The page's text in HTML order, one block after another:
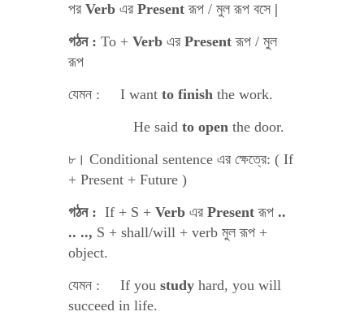
পর Verb এর Presentরূপ / মুল রূপ বসে |
গঠন : To + Verb এর Presentরূপ / মুল
রূপ
যেমন : I want to finish the work.
He said to open the door.
৮। Conditional sentence এর ক্ষেত্রে: ( If
+ Present + Future )
গঠন : If + S + Verb এর Presentরূপ ..
.. .., S + shall/will + verb মুল রূপ +
object.
যেমন : If you study hard, you will
succeed in life.